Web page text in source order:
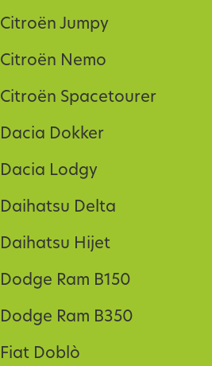
Citroën Jumpy
Citroën Nemo
Citroën Spacetourer
Dacia Dokker
Dacia Lodgy
Daihatsu Delta
Daihatsu Hijet
Dodge Ram B150
Dodge Ram B350
Fiat Doblò